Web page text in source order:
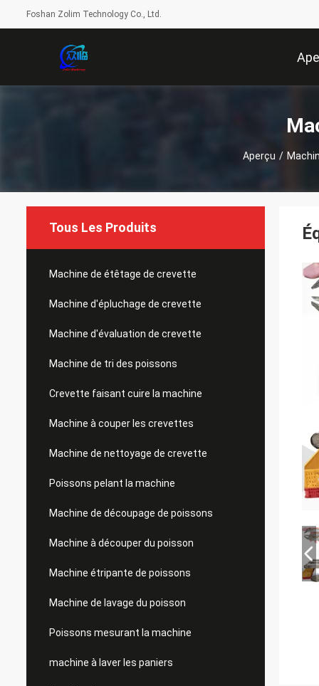
Foshan Zolim Technology Co., Ltd.
Aperçu /
Tous Les Produits
Machine de étêtage de crevette
Machine d'épluchage de crevette
Machine d'évaluation de crevette
Machine de tri des poissons
Crevette faisant cuire la machine
Machine à couper les crevettes
Machine de nettoyage de crevette
Poissons pelant la machine
Machine de découpage de poissons
Machine à découper du poisson
Machine étripante de poissons
Machine de lavage du poisson
Poissons mesurant la machine
machine à laver les paniers